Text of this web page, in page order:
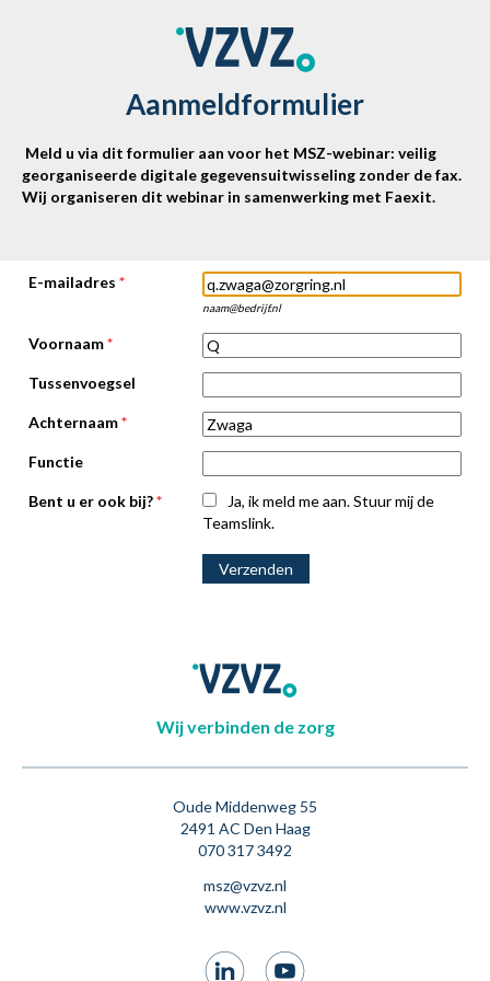
Aanmeldformulier
Meld u via dit formulier aan voor het MSZ-webinar: veilig
georganiseerde digitale gegevensuitwisseling zonder de fax.
Wij organiseren dit webinar in samenwerking met Faexit.
E-mailadres *
naam@bedrijf.nl
Voornaam*
Tussenvoegsel
Achternaam*
Functie
Bent u er ook bij?*
Ja, ik meld me aan. Stuur mij de
Teamslink.
Wij verbinden de zorg
Oude Middenweg 55
2491 AC Den Haag
070 317 3492
msz@vzvz.nl
www.vzvz.nl